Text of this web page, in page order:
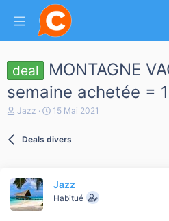
deal
MONTAGNE
semaine achetée =
A
d
e
l
a
Jazz
D
e
é
b
15 Mai 2021
Deals divers
Jazz
Habitué